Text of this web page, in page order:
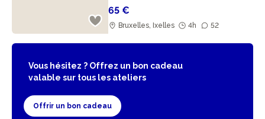
65 €
Bruxelles, Ixelles 4h 52
Vous hésitez ? Offrez un bon cadeau
valable sur tous les ateliers
Offrir un bon cadeau